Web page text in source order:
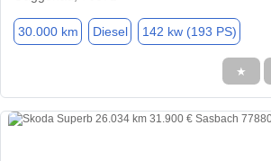
30.000 km Diesel 142 kw (193 PS)
★